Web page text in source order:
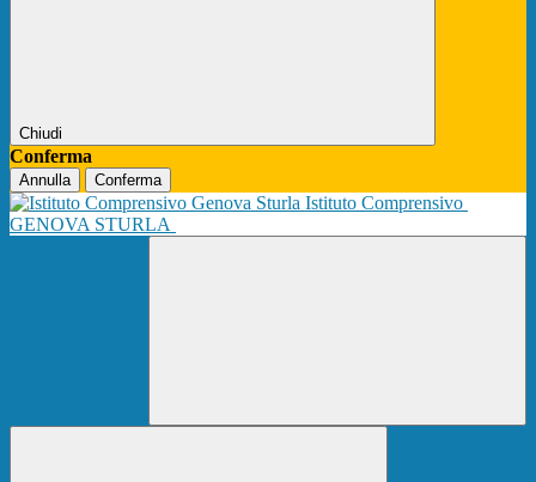
Chiudi
Conferma
Annulla Conferma
Istituto Comprensivo
GENOVA STURLA